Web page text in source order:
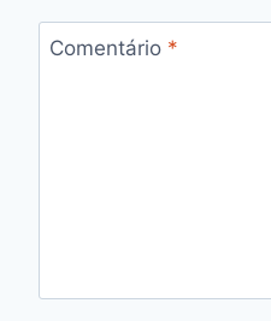
Comentário *